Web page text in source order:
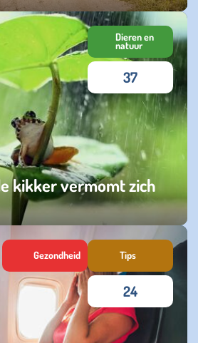
kikker vermomt zich
Dieren en
natuur
37
Gezondheid Tips
24